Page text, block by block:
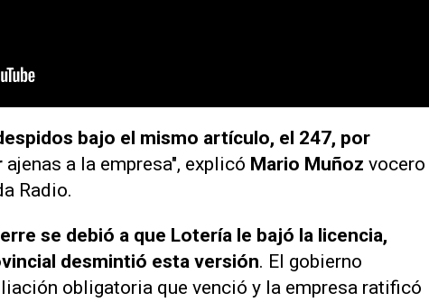
bajo el mismo artículo, el 247, por
ajenas a la empresa", explicó Mario Muñoz vocero
Radio.
se debió a que Lotería le bajó la licencia,
desmintió esta versión. El gobierno
obligatoria que venció y la empresa ratificó